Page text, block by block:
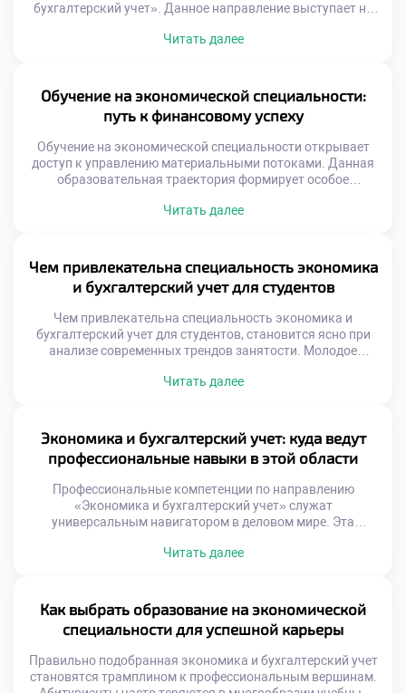
бухгалтерский учет». Данное направление выступает не
особого мировоззрения. Финансовая грамотность
материального благополучия. Профессиональные
компетенции служат щитом от жизненных невзгод.
Знание рыночных законов дарит уверенность в
завтрашнем дне. […]
Читать далее
Обучение на экономической специальности:
путь к финансовому успеху
Обучение на экономической специальности открывает
доступ к управлению материальными потоками. Данная
образовательная траектория формирует особое
там, где другие видят лишь вещи. Финансовая
защищенности. Деньги перестают быть загадкой и
становятся инструментом. Успех в этой сфере зависит от
глубины знаний. Профессиональная […]
Читать далее
Чем привлекательна специальность экономика
и бухгалтерский учет для студентов
Чем привлекательна специальность экономика и
бухгалтерский учет для студентов, становится ясно при
анализе современных трендов занятости. Молодое
абстрактных обещаний. Финансовая грамотность
предсказуемым вектором развития. Неопределенность
рынка труда пугает вчерашних школьников. Профильная
подготовка дает ощущение твердой почвы под ногами.
Читать далее
Экономика и бухгалтерский учет: куда ведут
профессиональные навыки в этой области
Профессиональные компетенции по направлению
«Экономика и бухгалтерский учет» служат
универсальным навигатором в деловом мире. Эта
восприятия бизнес-реальности у студентов. Владение
управленческие решения высокого уровня. Финансовая
грамотность становится пропуском в элиту бизнеса.
Выпускники обретают способность видеть систему за
хаосом операций. Компетентность […]
Читать далее
Как выбрать образование на экономической
специальности для успешной карьеры
Правильно подобранная экономика и бухгалтерский учет
становятся трамплином к профессиональным вершинам.